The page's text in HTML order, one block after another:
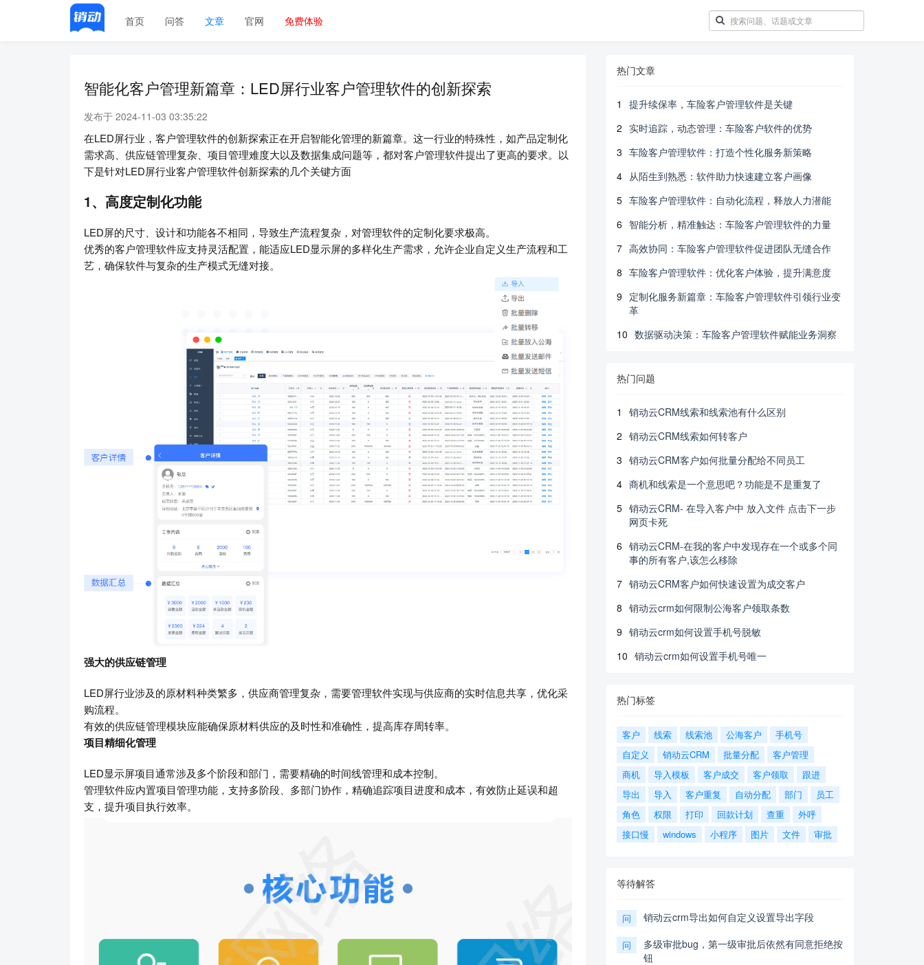
首页 问答 文章 官网 免费体验
智能化客户管理新篇章：LED屏行业客户管理软件的创新探索
发布于 2024-11-03 03:35:22
在LED屏行业，客户管理软件的创新探索正在开启智能化管理的新篇章。这一行业的特殊性，如产品定制化
需求高、供应链管理复杂、项目管理难度大以及数据集成问题等，都对客户管理软件提出了更高的要求。以
下是针对LED屏行业客户管理软件创新探索的几个关键方面
1、高度定制化功能
LED屏的尺寸、设计和功能各不相同，导致生产流程复杂，对管理软件的定制化要求极高。
优秀的客户管理软件应支持灵活配置，能适应LED显示屏的多样化生产需求，允许企业自定义生产流程和工
艺，确保软件与复杂的生产模式无缝对接。
强大的供应链管理
LED屏行业涉及的原材料种类繁多，供应商管理复杂，需要管理软件实现与供应商的实时信息共享，优化采
购流程。
有效的供应链管理模块应能确保原材料供应的及时性和准确性，提高库存周转率。
项目精细化管理
LED显示屏项目通常涉及多个阶段和部门，需要精确的时间线管理和成本控制。
管理软件应内置项目管理功能，支持多阶段、多部门协作，精确追踪项目进度和成本，有效防止延误和超
支，提升项目执行效率。
热门文章
1
提升续保率，车险客户管理软件是关键
2 实时追踪，动态管理：车险客户软件的优势
3 车险客户管理软件：打造个性化服务新策略
4 从陌生到熟悉：软件助力快速建立客户画像
5 车险客户管理软件：自动化流程，释放人力潜能
6 智能分析，精准触达：车险客户管理软件的力量
7 高效协同：车险客户管理软件促进团队无缝合作
8 车险客户管理软件：优化客户体验，提升满意度
9 定制化服务新篇章：车险客户管理软件引领行业变
革
10 数据驱动决策：车险客户管理软件赋能业务洞察
热门问题
1
销动云CRM线索和线索池有什么区别
2 销动云CRM线索如何转客户
3 销动云CRM客户如何批量分配给不同员工
4 商机和线索是一个意思吧？功能是不是重复了
5 销动云CRM- 在导入客户中 放入文件 点击下一步
网页卡死
6 销动云CRM-在我的客户中发现存在一个或多个同
事的所有客户,该怎么移除
7 销动云CRM客户如何快速设置为成交客户
8 销动云crm如何限制公海客户领取条数
9 销动云crm如何设置手机号脱敏
10 销动云crm如何设置手机号唯一
热门标签
客户 线索 线索池 公海客户
手机号
自定义
销动云CRM 批量分配
客户管理
商机
导入模板 客户成交 客户领取
跟进
导出
导入 客户重复 自动分配 部门
员工
角色
权限 打印 回款计划 查重
外呼
接口慢
windows 小程序 图片 文件 审批
等待解答
问 销动云crm导出如何自定义设置导出字段
问
多级审批bug，第一级审批后依然有同意拒绝按
钮